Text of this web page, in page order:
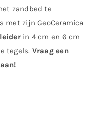
zandbed te
met zijn GeoCeramica
in 4 cm en 6 cm
tegels. Vraag een